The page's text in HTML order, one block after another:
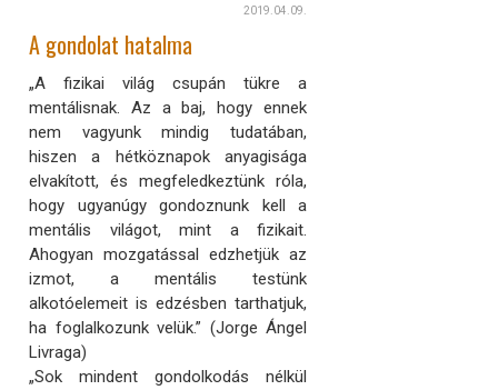
2019.04.09.
A gondolat hatalma
„A fizikai világ csupán tükre a
mentálisnak. Az a baj, hogy ennek
nem vagyunk mindig tudatában,
hiszen a hétköznapok anyagisága
elvakított, és megfeledkeztünk róla,
hogy ugyanúgy gondoznunk kell a
mentális világot, mint a fizikait.
Ahogyan mozgatással edzhetjük az
izmot, a mentális testünk
alkotóelemeit is edzésben tarthatjuk,
ha foglalkozunk velük.” (Jorge Ángel
Livraga)
„Sok mindent gondolkodás nélkül